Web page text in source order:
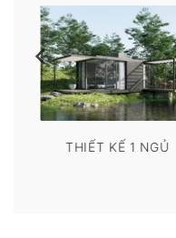
THIẾT KẾ 1 NGỦ